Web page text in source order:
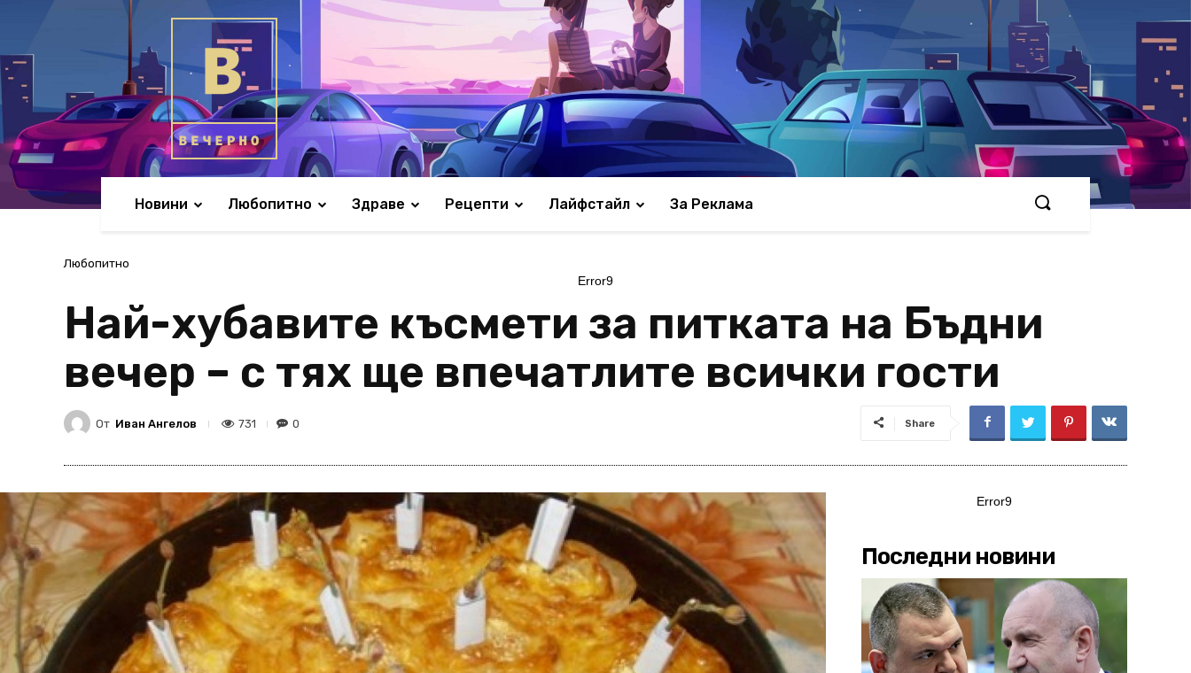
Новини Любопитно Здраве Рецепти Лайфстайл За Реклама
Любопитно
Error9
Най-хубавите късмети за питката на Бъдни
вечер – с тях ще впечатлите всички гости
От Иван Ангелов 731 0 Share
Error9
Последни новини